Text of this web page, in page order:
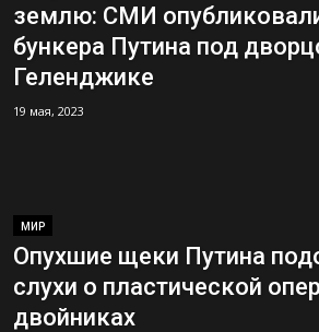
землю: СМИ
бункера Путина под
Геленджике
19 мая, 2023
МИР
Опухшие щеки Путина
слухи о пластической
двойниках